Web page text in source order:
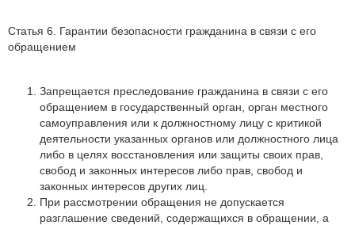
Статья 6. Гарантии безопасности гражданина в связи с его
обращением
Запрещается преследование гражданина в связи с его
обращением в государственный орган, орган местного
самоуправления или к должностному лицу с критикой
деятельности указанных органов или должностного лица
либо в целях восстановления или защиты своих прав,
свобод и законных интересов либо прав, свобод и
законных интересов других лиц.
При рассмотрении обращения не допускается
разглашение сведений, содержащихся в обращении, а